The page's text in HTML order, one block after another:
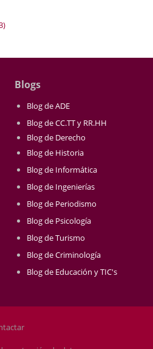
Blogs
Blog de ADE
Blog de CC.TT y RR.HH
Blog de Derecho
Blog de Historia
Blog de Informática
Blog de Ingenierías
Blog de Periodismo
Blog de Psicología
Blog de Turismo
Blog de Criminología
Blog de Educación y TIC's